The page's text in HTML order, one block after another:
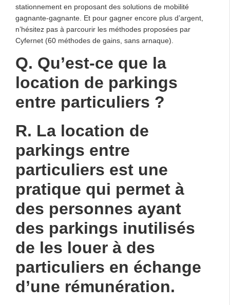
stationnement en proposant des solutions de mobilité
gagnante-gagnante. Et pour gagner encore plus d’argent,
n’hésitez pas à parcourir les méthodes proposées par
Cyfernet (60 méthodes de gains, sans arnaque).
Q. Qu’est-ce que la
location de parkings
entre particuliers ?
R. La location de
parkings entre
particuliers est une
pratique qui permet à
des personnes ayant
des parkings inutilisés
de les louer à des
particuliers en échange
d’une rémunération.